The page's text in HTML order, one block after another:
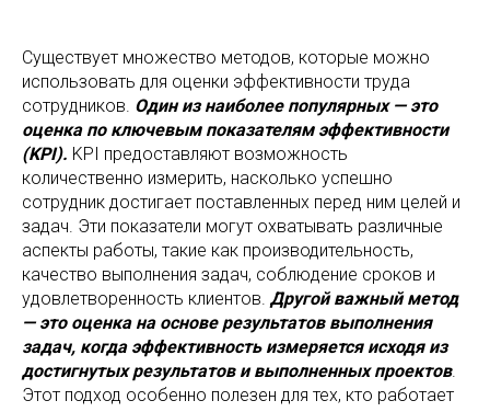
Существует множество методов, которые можно
использовать для оценки эффективности труда
сотрудников. Один из наиболее популярных — это
оценка по ключевым показателям эффективности
(KPI). KPI предоставляют возможность
количественно измерить, насколько успешно
сотрудник достигает поставленных перед ним целей и
задач. Эти показатели могут охватывать различные
аспекты работы, такие как производительность,
качество выполнения задач, соблюдение сроков и
удовлетворенность клиентов. Другой важный метод
— это оценка на основе результатов выполнения
задач, когда эффективность измеряется исходя из
достигнутых результатов и выполненных проектов.
Этот подход особенно полезен для тех, кто работает